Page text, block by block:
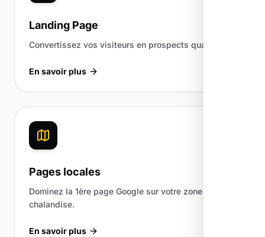
Landing Page
Convertissez vos visiteurs en prospects qualifiés.
En savoir plus
Pages locales
Dominez la 1ère page Google sur votre zone de
chalandise.
En savoir plus